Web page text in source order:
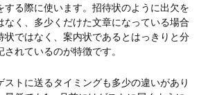
する際に使います。招待状のように出欠を
なく、多少くだけた文章になっている場合
状ではなく、案内状であるとはっきりと分
れているのが特徴です。
トに送るタイミングも多少の違いがあり